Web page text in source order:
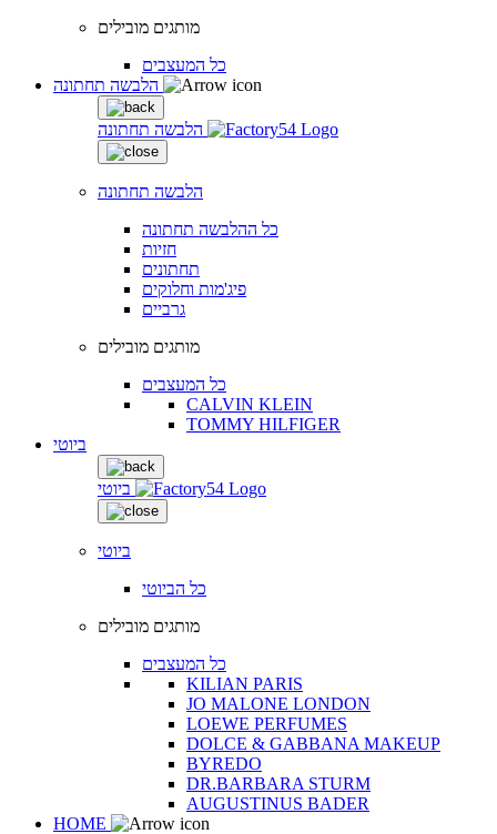
מותגים מובילים
כל המעצבים
הלבשה תחתונה
הלבשה תחתונה
כל ההלבשה תחתונה
חזיות
תחתונים
פיג'מות וחלוקים
גרביים
מותגים מובילים
כל המעצבים
CALVIN KLEIN
TOMMY HILFIGER
ביוטי
ביוטי
ביוטי
כל הביוטי
מותגים מובילים
כל המעצבים
KILIAN PARIS
JO MALONE LONDON
LOEWE PERFUMES
DOLCE & GABBANA MAKEUP
BYREDO
DR.BARBARA STURM
AUGUSTINUS BADER
HOME